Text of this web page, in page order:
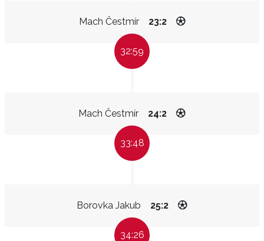
Mach Čestmír 23:2
32:59
Mach Čestmír 24:2
33:48
Borovka Jakub 25:2
34:26